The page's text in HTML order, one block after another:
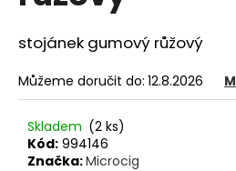
hvězdiček.
stojánek gumový růžový
Můžeme doručit do: 12.8.2026
Skladem (2 ks)
Kód: 994146
Značka:Microcig
j
í
t
?